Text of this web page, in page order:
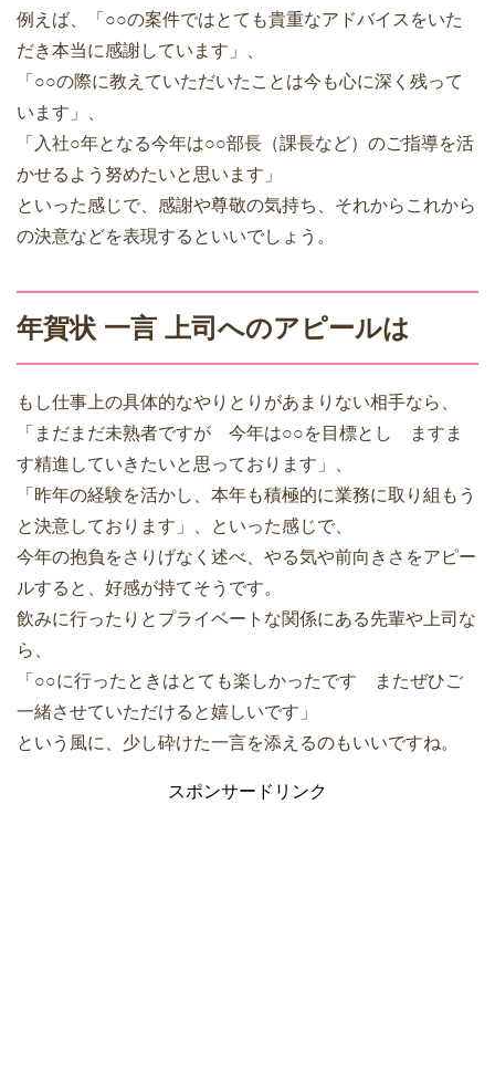
例えば、「○○の案件ではとても貴重なアドバイスをいた
だき本当に感謝しています」、
「○○の際に教えていただいたことは今も心に深く残って
います」、
「入社○年となる今年は○○部長（課長など）のご指導を活
かせるよう努めたいと思います」
といった感じで、感謝や尊敬の気持ち、それからこれから
の決意などを表現するといいでしょう。
年賀状 一言 上司へのアピールは
もし仕事上の具体的なやりとりがあまりない相手なら、
「まだまだ未熟者ですが 今年は○○を目標とし ますま
す精進していきたいと思っております」、
「昨年の経験を活かし、本年も積極的に業務に取り組もう
と決意しております」、といった感じで、
今年の抱負をさりげなく述べ、やる気や前向きさをアピー
ルすると、好感が持てそうです。
飲みに行ったりとプライベートな関係にある先輩や上司な
ら、
「○○に行ったときはとても楽しかったです またぜひご
一緒させていただけると嬉しいです」
という風に、少し砕けた一言を添えるのもいいですね。
スポンサードリンク